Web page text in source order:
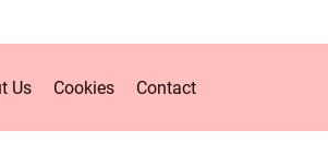
Us Cookies Contact